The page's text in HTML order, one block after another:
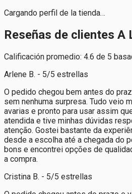
Cargando perfil de la tienda…
Reseñas de clientes A
Calificación promedio: 4.6 de 5
Arlene B. - 5/5 estrellas
O pedido chegou bem antes do
sem nenhuma surpresa. Tudo veio
avarias e pronto para usar assim
atendida e tive minhas dúvidas
atenção. Gostei bastante da
desde a escolha até a chegada do
bons e encontrei opções de
a compra.
Cristina B. - 5/5 estrellas